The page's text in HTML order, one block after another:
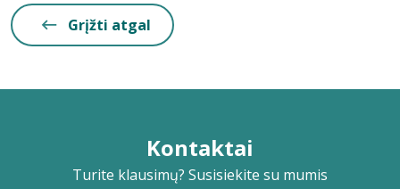
Grįžti atgal
Kontaktai
Turite klausimų? Susisiekite su mumis